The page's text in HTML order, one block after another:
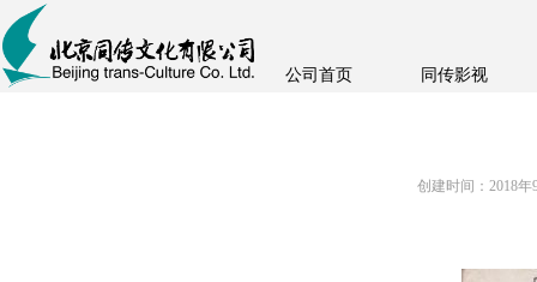
公司首页 同传影视
创建时间： 2018年